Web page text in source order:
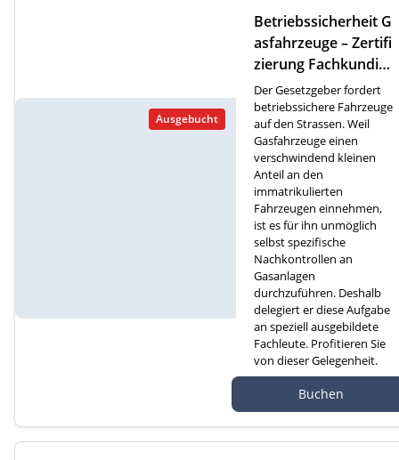
Ausgebucht
Betriebssicherheit G
asfahrzeuge – Zertifi
zierung Fachkundige
für Gasfahrzeuge (D)
Der Gesetzgeber fordert
betriebssichere Fahrzeuge
auf den Strassen. Weil
Gasfahrzeuge einen
verschwindend kleinen
Anteil an den
immatrikulierten
Fahrzeugen einnehmen,
ist es für ihn unmöglich
selbst spezifische
Nachkontrollen an
Gasanlagen
durchzuführen. Deshalb
delegiert er diese Aufgabe
an speziell ausgebildete
Fachleute. Profitieren Sie
von dieser Gelegenheit.
atte 1D, 6260 Reiden
Buchen